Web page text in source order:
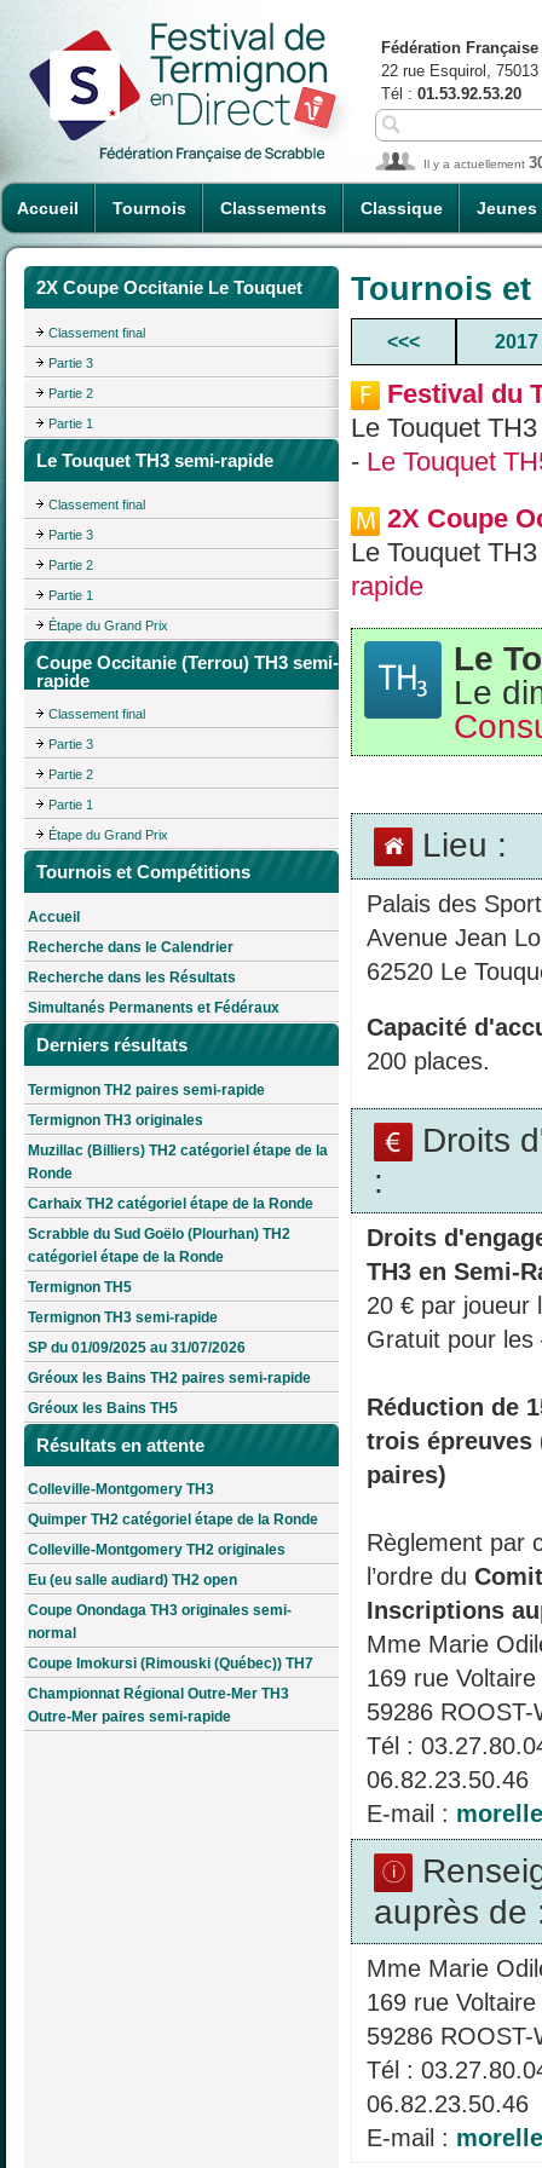
Accueil Tournois Classements Classique Jeunes
Fédération
22 rue Esquirol,
Tél : 01.53.92.53.20
Il y a actuellement
2X Coupe Occitanie Le Touquet
Classement final
Partie 3
Partie 2
Partie 1
Le Touquet TH3 semi-rapide
Classement final
Partie 3
Partie 2
Partie 1
Étape du Grand Prix
Coupe Occitanie (Terrou) TH3 semi-
rapide
Classement final
Partie 3
Partie 2
Partie 1
Étape du Grand Prix
Tournois et Compétitions
Accueil
Recherche dans le Calendrier
Recherche dans les Résultats
Simultanés Permanents et Fédéraux
Derniers résultats
Termignon TH2 paires semi-rapide
Termignon TH3 originales
Muzillac (Billiers) TH2 catégoriel étape de la
Ronde
Carhaix TH2 catégoriel étape de la Ronde
Scrabble du Sud Goëlo (Plourhan) TH2
catégoriel étape de la Ronde
Termignon TH5
Termignon TH3 semi-rapide
SP du 01/09/2025 au 31/07/2026
Gréoux les Bains TH2 paires semi-rapide
Gréoux les Bains TH5
Résultats en attente
Colleville-Montgomery TH3
Quimper TH2 catégoriel étape de la Ronde
Colleville-Montgomery TH2 originales
Eu (eu salle audiard) TH2 open
Coupe Onondaga TH3 originales semi-
normal
Coupe Imokursi (Rimouski (Québec)) TH7
Championnat Régional Outre-Mer TH3
Outre-Mer paires semi-rapide
Tournois
<<< 2017
Festival du
Le Touquet
- Le Touquet
2X Coupe
Le Touquet
rapide
Le
Le
Lieu :
Palais des
Avenue Jean
62520 Le
Capacité
200 places.
Droits
:
Droits
TH3 en Semi-
20 € par joueur
Gratuit pour les
Réduction de
trois épreuves
paires)
Règlement par
l’ordre du
Inscriptions
Mme Marie
169 rue Voltaire
59286 ROOST-
Tél :
06.82.23.50.46
E-mail :
auprès de
Mme Marie
169 rue Voltaire
59286 ROOST-
Tél :
06.82.23.50.46
E-mail :